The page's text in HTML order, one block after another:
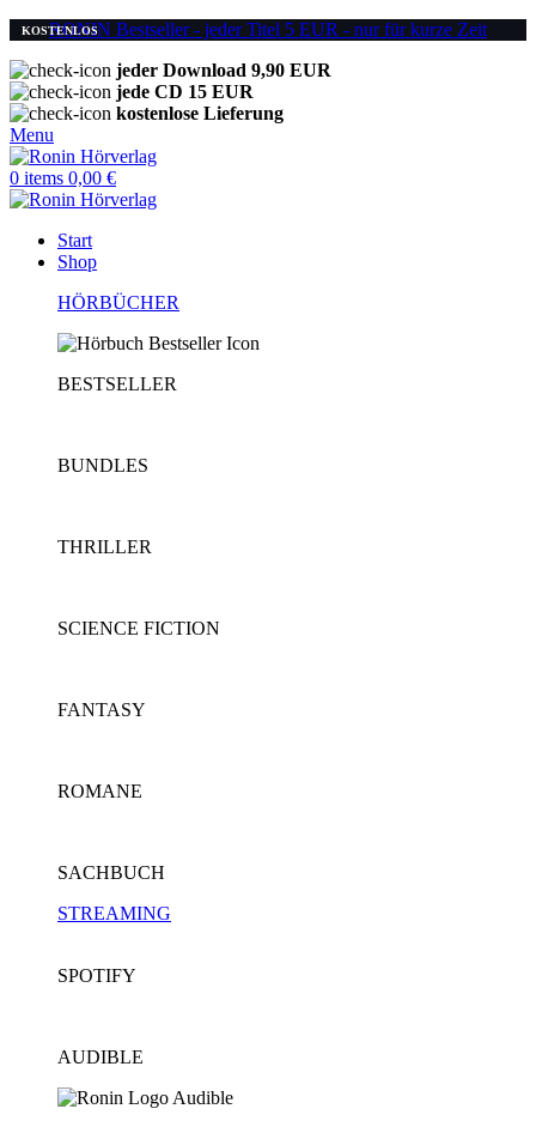
RONIN Bestseller - jeder Titel 5 EUR - nur für kurze Zeit
jeder Download 9,90 EUR
jede CD 15 EUR
kostenlose Lieferung
Menu
0 items 0,00 €
Start
Shop
HÖRBÜCHER
BESTSELLER
BUNDLES
THRILLER
SCIENCE FICTION
FANTASY
ROMANE
SACHBUCH
STREAMING
SPOTIFY
AUDIBLE
KOSTENLOS